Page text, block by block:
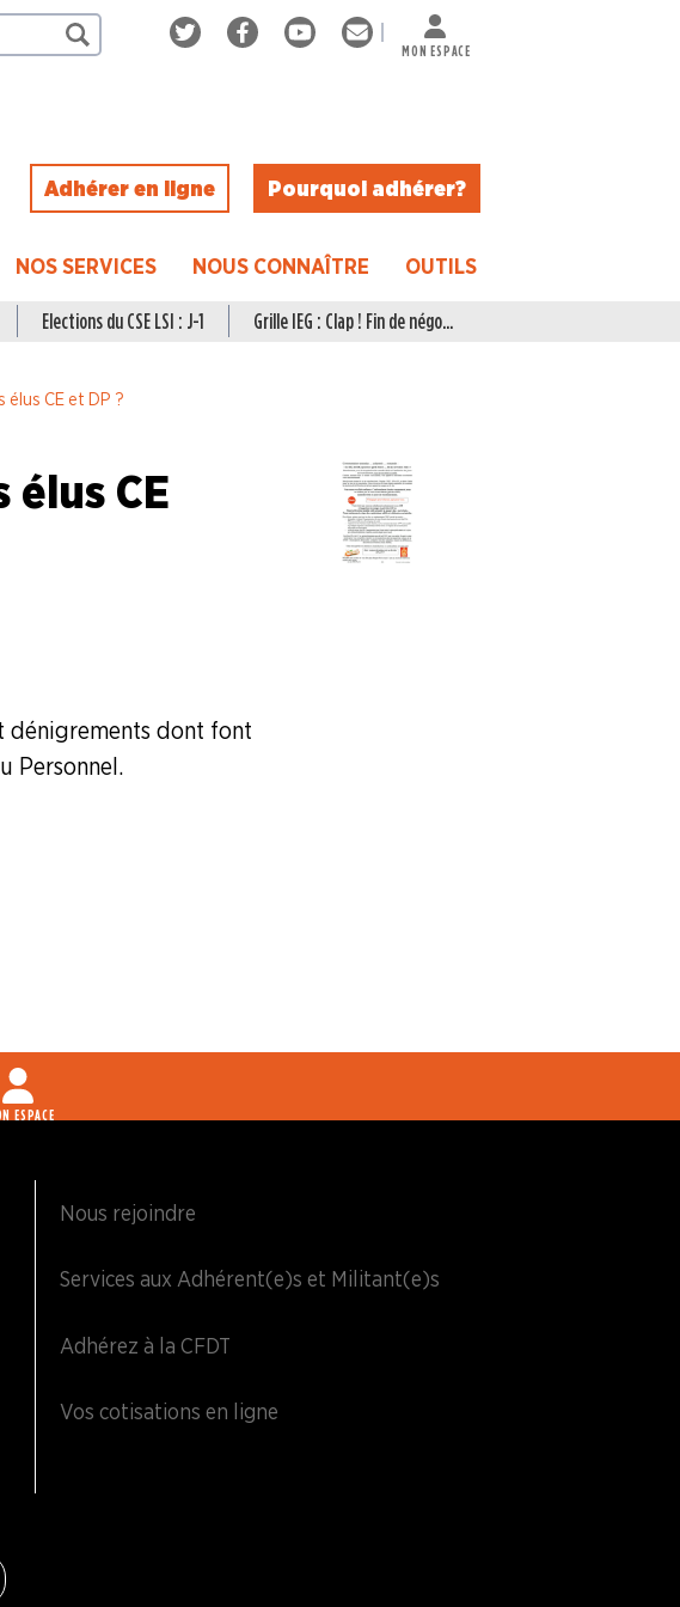
MON ESPACE
Adhérer en ligne Pourquoi adhérer ?
NOS SERVICES NOUS CONNAÎTRE OUTILS
Elections du CSE LSI : J-1 Grille IEG : Clap ! Fin de négo...
CE et DP ?
élus CE
dénigrements dont font
Personnel.
ESPACE
Nous rejoindre
Services aux Adhérent(e)s et Militant(e)s
Adhérez à la CFDT
Vos cotisations en ligne